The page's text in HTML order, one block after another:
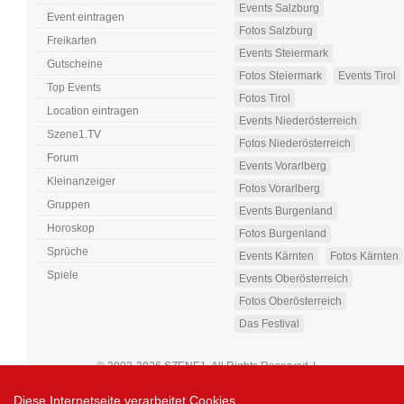
Diese Internetseite verarbeitet Cookies.
Event eintragen
Freikarten
Gutscheine
Top Events
Location eintragen
Szene1.TV
Forum
Kleinanzeiger
Gruppen
Horoskop
Sprüche
Spiele
Events Salzburg
Fotos Salzburg
Events Steiermark
Fotos Steiermark
Events Tirol
Fotos Tirol
Events Niederösterreich
Fotos Niederösterreich
Events Vorarlberg
Fotos Vorarlberg
Events Burgenland
Fotos Burgenland
Events Kärnten
Fotos Kärnten
Events Oberösterreich
Fotos Oberösterreich
Das Festival
© 2003-2026 SZENE1. All Rights Reserved|Cookie-